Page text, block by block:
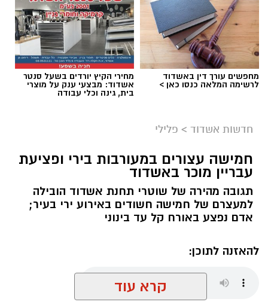
מחפשים עורך דין באשדוד
לרשימה המלאה כנסו כאן >
מחירי הקיץ יורדים בשעל סנטר
אשדוד: מבצעי ענק על מוצרי
בית, גינה וכלי עבודה
חדשות אשדוד > פלילי
חמישה עצורים במעורבות בירי ופציעת
עבריין מוכר באשדוד
תגובה מהירה של שוטרי תחנת אשדוד הובילה
למעצרם של חמישה חשודים באירוע ירי בעיר;
אדם נפצע באורח קל עד בינוני
להאזנה לתוכן:
קרא עוד